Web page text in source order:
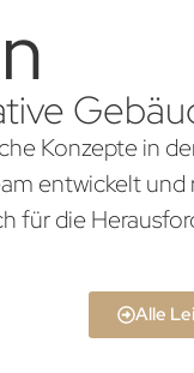
Konzepte in
entwickelt und
für die
Alle